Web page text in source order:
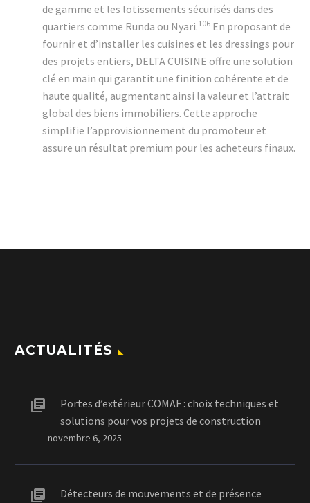
de gamme et les lotissements sécurisés dans des
quartiers comme Runda ou Nyari.106 En proposant de
fournir et d’installer les cuisines et les dressings pour
des projets entiers, DELTA CUISINE offre une solution
clé en main qui garantit une finition cohérente et de
haute qualité, augmentant ainsi la valeur et l’attrait
global des biens immobiliers. Cette approche
simplifie l’approvisionnement du promoteur et
assure un résultat premium pour les acheteurs finaux.
ACTUALITÉS
Portes d’extérieur COMAF : choix techniques et
solutions pour vos projets de construction
novembre 6, 2025
Détecteurs de mouvements et de présence